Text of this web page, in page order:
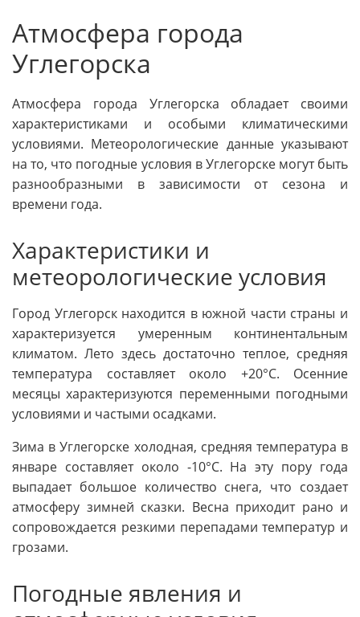
Атмосфера города
Углегорска
Атмосфера города Углегорска обладает своими
характеристиками и особыми климатическими
условиями. Метеорологические данные указывают
на то, что погодные условия в Углегорске могут быть
разнообразными в зависимости от сезона и
времени года.
Характеристики и
метеорологические условия
Город Углегорск находится в южной части страны и
характеризуется умеренным континентальным
климатом. Лето здесь достаточно теплое, средняя
температура составляет около +20°C. Осенние
месяцы характеризуются переменными погодными
условиями и частыми осадками.
Зима в Углегорске холодная, средняя температура в
январе составляет около -10°C. На эту пору года
выпадает большое количество снега, что создает
атмосферу зимней сказки. Весна приходит рано и
сопровождается резкими перепадами температур и
грозами.
Погодные явления и